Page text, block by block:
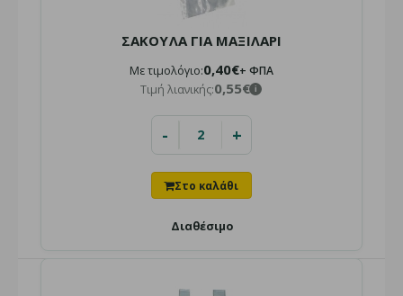
Τιμή λιανικής:
ή παραλαβή από το κατάστημα
Νάιλον Κάλυμμα Μονού Στρώματος: Προστατέψτε το
στρώμα σας από σκόνη, υγρασία και λεκέδες κατά τη μετ..
ΣΑΚΟΥΛΑ ΓΙΑ ΜΑΞΙΛΑΡΙ
Με τιμολόγιο:0,40€+ ΦΠΑ
Τιμή λιανικής:0,55€ i
- +
Διαθέσιμο